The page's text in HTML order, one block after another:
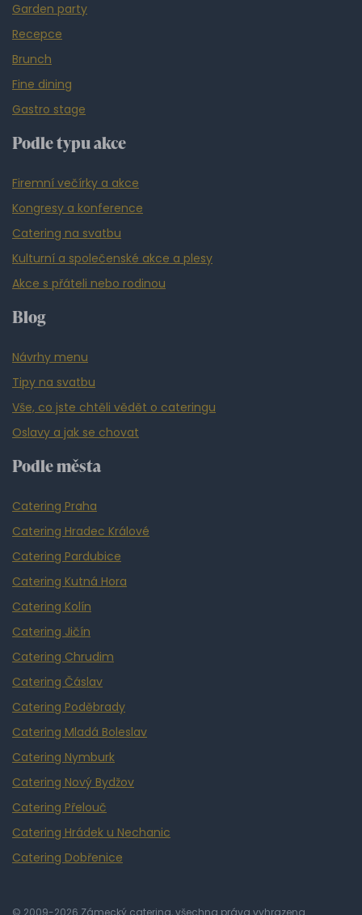
Garden party
Recepce
Brunch
Fine dining
Gastro stage
Podle typu akce
Firemní večírky a akce
Kongresy a konference
Catering na svatbu
Kulturní a společenské akce a plesy
Akce s přáteli nebo rodinou
Blog
Návrhy menu
Tipy na svatbu
Vše, co jste chtěli vědět o cateringu
Oslavy a jak se chovat
Podle města
Catering Praha
Catering Hradec Králové
Catering Pardubice
Catering Kutná Hora
Catering Kolín
Catering Jičín
Catering Chrudim
Catering Čáslav
Catering Poděbrady
Catering Mladá Boleslav
Catering Nymburk
Catering Nový Bydžov
Catering Přelouč
Catering Hrádek u Nechanic
Catering Dobřenice
© 2009-2026 Zámecký catering, všechna práva vyhrazena